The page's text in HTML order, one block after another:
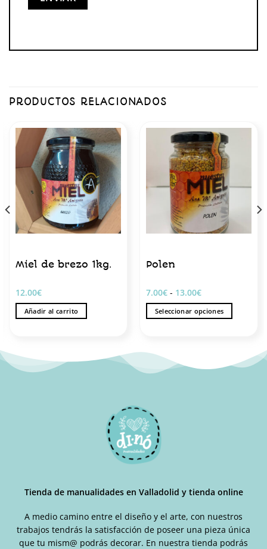
PRODUCTOS RELACIONADOS
Miel de brezo 1kg.
12.00€
Añadir al carrito
Polen
7.00€ - 13.00€Rango
precios:
desde
Seleccionar opciones
tiene
múltiples
variantes.
se
pueden
elegir
en
la
de
Tienda de manualidades en Valladolid y tienda online
A medio camino entre el diseño y el arte, con nuestros
trabajos tendrás la satisfacción de poseer una pieza única
que tu mism@ podrás decorar. En nuestra tienda podrás